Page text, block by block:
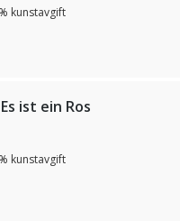
kunstavgift
ist ein Ros
kunstavgift